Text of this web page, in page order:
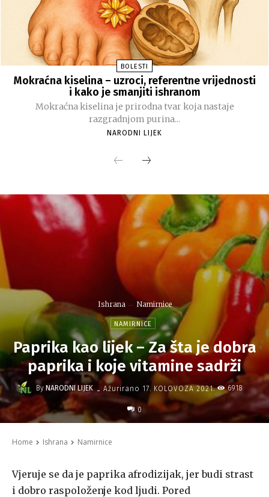
BOLESTI
Mokraćna kiselina – uzroci, referentne vrijednosti
i kako je smanjiti ishranom
Mokraćna kiselina je prirodna tvar koja nastaje
razgradnjom purina...
NARODNI LIJEK